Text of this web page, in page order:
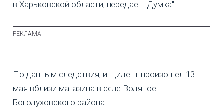
в Харьковской области, передает "Думка".
По данным следствия, инцидент произошел 13
мая вблизи магазина в селе Водяное
Богодуховского района.